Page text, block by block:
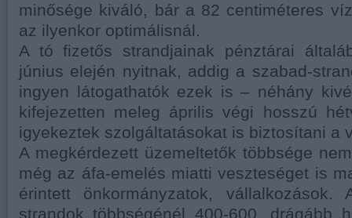
minősége kiváló, bár a 82 centiméteres
az ilyenkor optimálisnál.
A tó fizetős strandjainak pénztárai
június elején nyitnak, addig a szabad-
ingyen látogathatók ezek is – néhány
kifejezetten meleg április végi hosszú
igyekeztek szolgáltatásokat is biztosítani a
A megkérdezett üzemeltetők többsége
még az áfa-emelés miatti veszteséget is
érintett önkormányzatok, vállalkozások.
strandok többségénél 400-600, drágább